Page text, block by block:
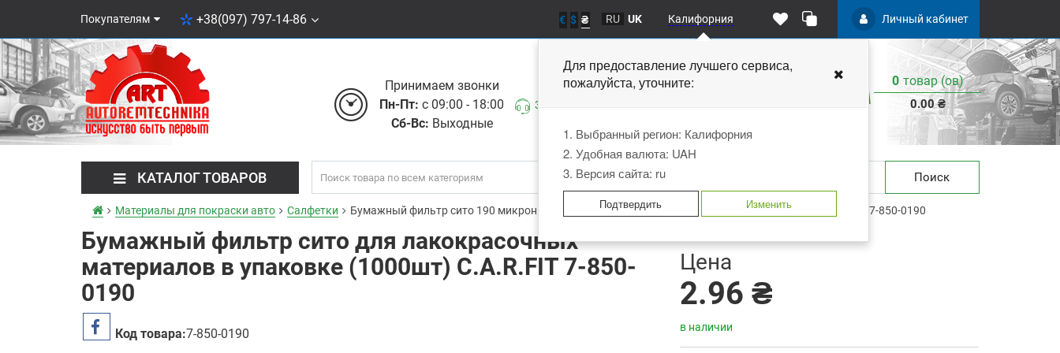
Покупателям +38(097) 797-14-86 € $ ₴ RU UK Калифорния
Для предоставление лучшегосервиса,
пожалуйста, уточните:
1. Выбранный регион: Калифорния
2. Удобная валюта: UAH
3. Версия сайта: ru
Подтвердить Изменить
Личный кабинет
Принимаем звонки
Пн-Пт: с 09:00 - 18:00
Сб-Вс: Выходные
Заказать звонок
0 товар (ов)
0.00 ₴
КАТАЛОГ ТОВАРОВ Поиск
Материалы для покраски авто Салфетки Бумажный фильтр сито 190 микрон для лакокрасочных материалов (в упаковке 1000шт) C.A.R.FIT 7-850-0190
Бумажный фильтр сито для лакокрасочных
материалов в упаковке (1000шт) C.A.R.FIT 7-850-
0190
Код товара:7-850-0190
Цена
2.96 ₴
в наличии